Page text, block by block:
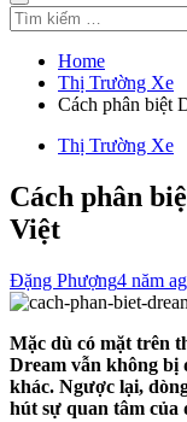
Tìm
kiếm
cho:
Home
Thị Trường Xe
Cách phân biệt
Thị Trường Xe
Cách phân
Việt
Đặng Phượng4 năm
Mặc dù có mặt trên
Dream vẫn không bị
khác. Ngược lại,
hút sự quan tâm của